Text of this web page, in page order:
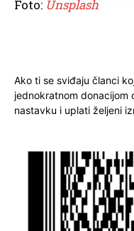
Foto: Unsplash
Ako ti se sviđaju članci
jednokratnom donacijom
nastavku i uplati željeni